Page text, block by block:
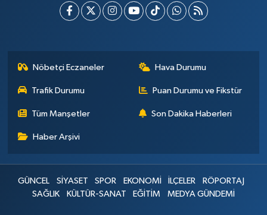
Nöbetçi Eczaneler Hava Durumu
Trafik Durumu Puan Durumu ve Fikstür
Tüm Manşetler Son Dakika Haberleri
Haber Arşivi
GÜNCEL SİYASET SPOR EKONOMİ İLÇELER
RÖPORTAJ
SAĞLIK
KÜLTÜR-SANAT EĞİTİM MEDYA GÜNDEMİ